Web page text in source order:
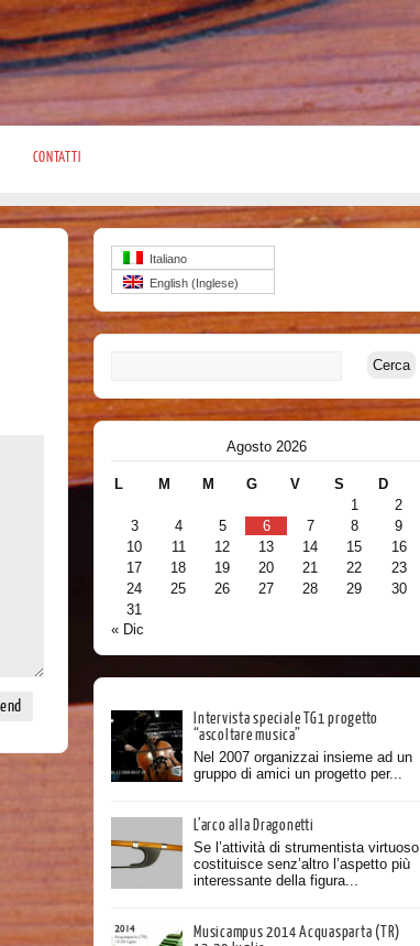
CONTATTI
Italiano
English (Inglese)
Agosto 2026
L M M G V S
D
1
2
3
4 5 6 7 8
9
10
11 12 13 14 15
16
17
18 19 20 21 22
23
24
25 26 27 28 29
30
31
« Dic
Intervista speciale TG1 progetto
“ascoltare musica”
Nel 2007 organizzai insieme ad un
gruppo di amici un progetto per...
L’arco alla Dragonetti
Se l’attività di strumentista virtuoso
costituisce senz’altro l’aspetto più
interessante della figura...
Musicampus 2014 Acquasparta (TR)